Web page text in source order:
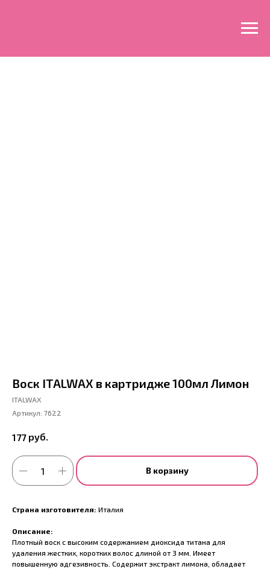
Воск ITALWAX в картридже 100мл Лимон
ITALWAX
Артикул: 7622
177 руб.
В корзину
Страна изготовителя: Италия
Описание:
Плотный воск с высоким содержанием диоксида титана для
удаления жестких, коротких волос длиной от 3 мм. Имеет
повышенную адгезивность. Содержит экстракт лимона, обладает